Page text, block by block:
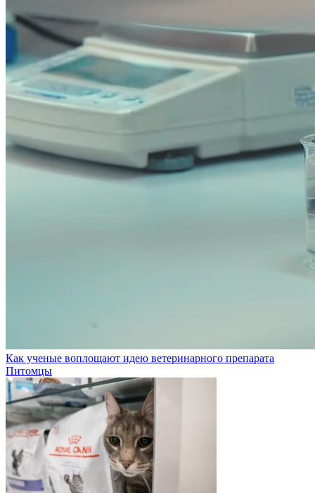
Как ученые воплощают идею ветеринарного препарата
Питомцы